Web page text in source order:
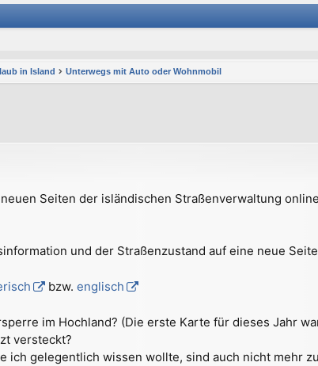
in Island Unterwegs mit Auto oder Wohnmobil
Seiten der isländischen Straßenverwaltung
und der Straßenzustand auf eine neue
bzw. englisch
im Hochland? (Die erste Karte für dieses Jahr
versteckt?
ich gelegentlich wissen wollte, sind auch nicht mehr